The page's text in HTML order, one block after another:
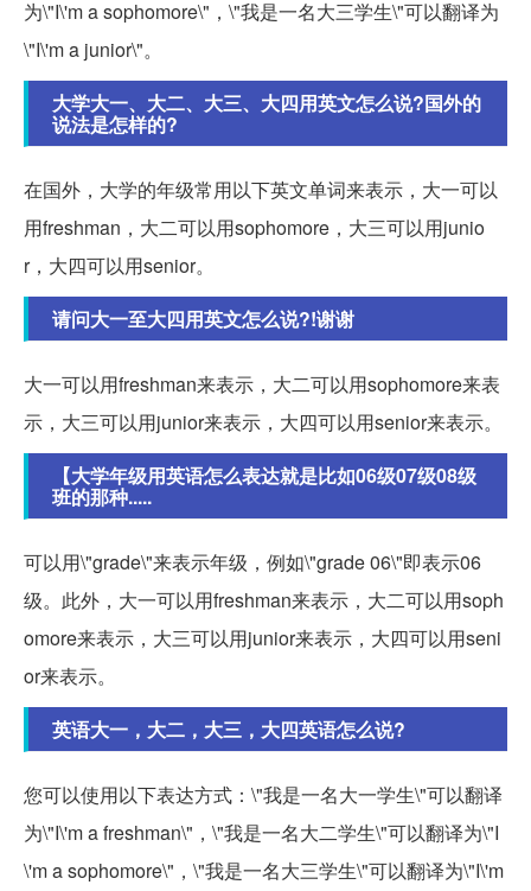
为\"I\'m a sophomore\"，\"我是一名大三学生\"可以翻译为
\"I\'m a junior\"。
大学大一、大二、大三、大四用英文怎么说?国外的
说法是怎样的?
在国外，大学的年级常用以下英文单词来表示，大一可以
用freshman，大二可以用sophomore，大三可以用junio
r，大四可以用senior。
请问大一至大四用英文怎么说?!谢谢
大一可以用freshman来表示，大二可以用sophomore来表
示，大三可以用junior来表示，大四可以用senior来表示。
【大学年级用英语怎么表达就是比如06级07级08级
班的那种.....
可以用\"grade\"来表示年级，例如\"grade 06\"即表示06
级。此外，大一可以用freshman来表示，大二可以用soph
omore来表示，大三可以用junior来表示，大四可以用seni
or来表示。
英语大一，大二，大三，大四英语怎么说?
您可以使用以下表达方式：\"我是一名大一学生\"可以翻译
为\"I\'m a freshman\"，\"我是一名大二学生\"可以翻译为\"I
\'m a sophomore\"，\"我是一名大三学生\"可以翻译为\"I\'m